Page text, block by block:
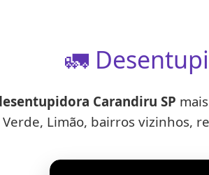
🚛
Carandiru SP
Verde, Limão, bairros vizinhos,